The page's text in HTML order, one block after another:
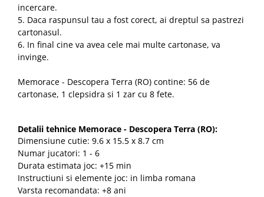
incercare.
5. Daca raspunsul tau a fost corect, ai dreptul sa pastrezi
cartonasul.
6. In final cine va avea cele mai multe cartonase, va
invinge.
Memorace - Descopera Terra (RO) contine: 56 de
cartonase, 1 clepsidra si 1 zar cu 8 fete.
Detalii tehnice Memorace - Descopera Terra (RO):
Dimensiune cutie: 9.6 x 15.5 x 8.7 cm
Numar jucatori: 1 - 6
Durata estimata joc: +15 min
Instructiuni si elemente joc: in limba romana
Varsta recomandata: +8 ani